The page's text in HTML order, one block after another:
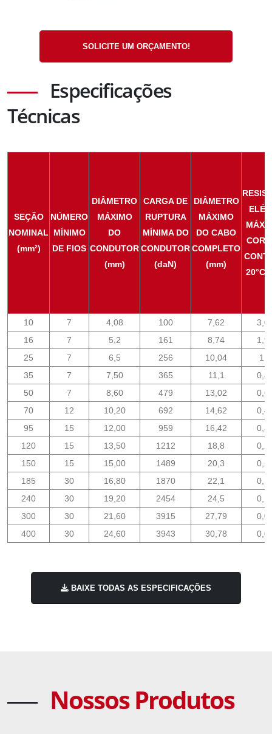
SOLICITE UM ORÇAMENTO!
Especificações
Técnicas
SEÇÃO
NOMINAL
(mm²)
NÚMERO
MÍNIMO
DE FIOS
DIÂMETRO
MÁXIMO
DO
CONDUTOR
(mm)
CARGA DE
RUPTURA
MÍNIMA DO
CONDUTOR
(daN)
DIÂMETRO
MÁXIMO
DO CABO
COMPLETO
(mm)
20°C
10 7 4,08 100 7,62
16
7 5,2 161 8,74
25
7 6,5 256 10,04
35
7 7,50 365 11,1
50
7 8,60 479 13,02
70
12 10,20 692 14,62
95
15 12,00 959 16,42
120
15 13,50 1212 18,8
150
15 15,00 1489 20,3
185
30 16,80 1870 22,1
240
30 19,20 2454 24,5
300
30 21,60 3915 27,79
400
30 24,60 3943 30,78
BAIXE TODAS AS ESPECIFICAÇÕES
Nossos Produtos